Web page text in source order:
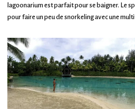
lagoonarium est parfait pour se baigner. Le
pour faire un peu de snorkeling avec une